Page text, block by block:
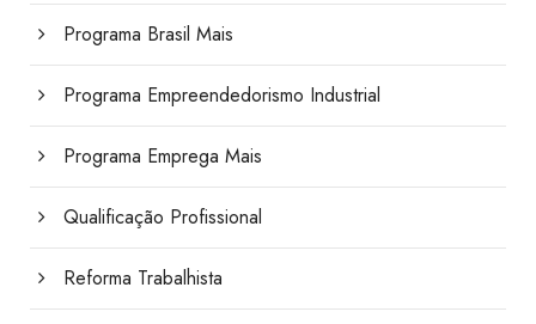
Programa Brasil Mais
Programa Empreendedorismo Industrial
Programa Emprega Mais
Qualificação Profissional
Reforma Trabalhista